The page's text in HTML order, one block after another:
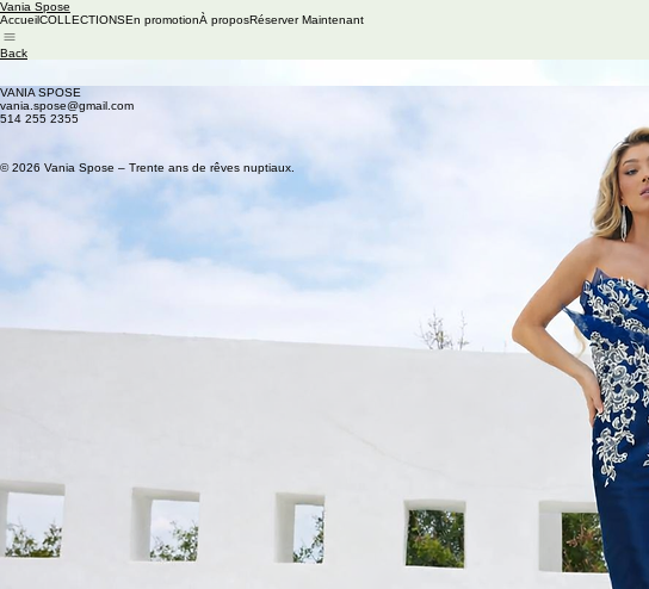
Vania Spose
AccueilCOLLECTIONSEn promotionÀ proposRéserver Maintenant
Back
VANIA SPOSE
vania.spose@gmail.com
514 255 2355
© 2026 Vania Spose – Trente ans de rêves nuptiaux.